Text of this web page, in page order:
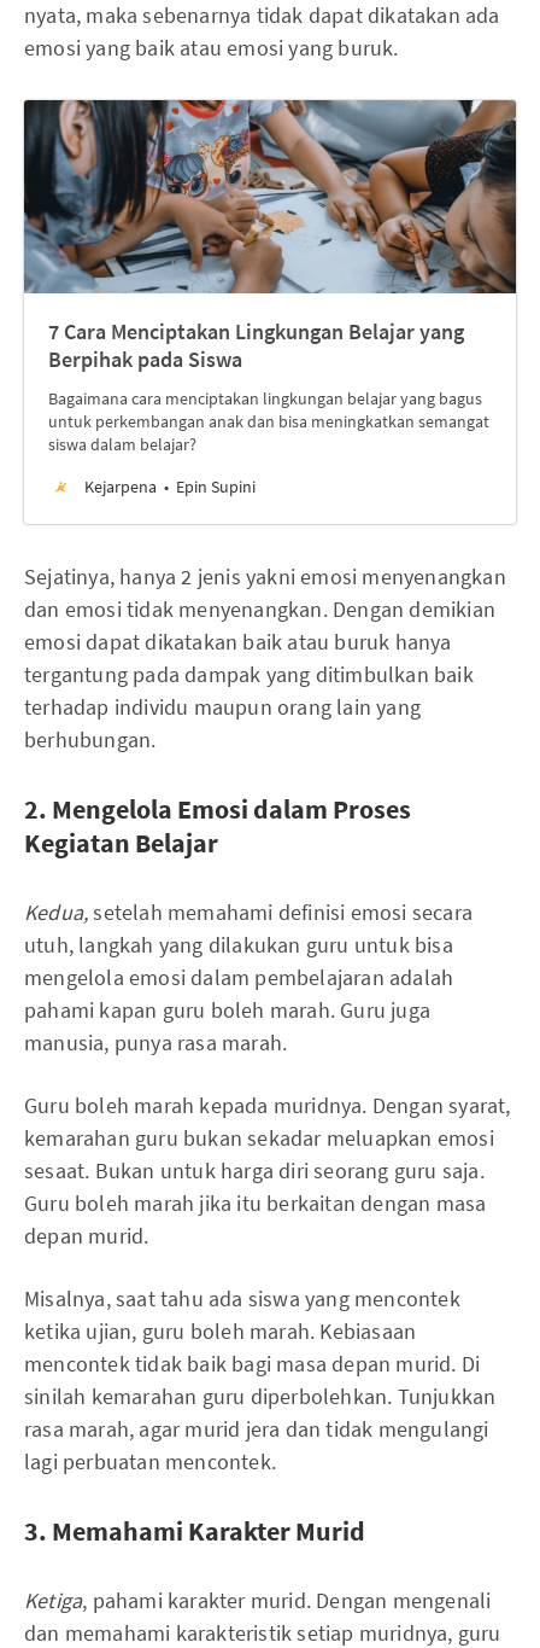
nyata, maka sebenarnya tidak dapat dikatakan ada
emosi yang baik atau emosi yang buruk.
7 Cara Menciptakan Lingkungan Belajar yang
Berpihak pada Siswa
Bagaimana cara menciptakan lingkungan belajar yang bagus
untuk perkembangan anak dan bisa meningkatkan semangat
siswa dalam belajar?
Kejarpena
Epin Supini
Sejatinya, hanya 2 jenis yakni emosi menyenangkan
dan emosi tidak menyenangkan. Dengan demikian
emosi dapat dikatakan baik atau buruk hanya
tergantung pada dampak yang ditimbulkan baik
terhadap individu maupun orang lain yang
berhubungan.
2. Mengelola Emosi dalam Proses
Kegiatan Belajar
Kedua,setelah memahami definisi emosi secara
utuh, langkah yang dilakukan guru untuk bisa
mengelola emosi dalam pembelajaran adalah
pahami kapan guru boleh marah. Guru juga
manusia, punya rasa marah.
Guru boleh marah kepada muridnya. Dengan syarat,
kemarahan guru bukan sekadar meluapkan emosi
sesaat. Bukan untuk harga diri seorang guru saja.
Guru boleh marah jika itu berkaitan dengan masa
depan murid.
Misalnya, saat tahu ada siswa yang mencontek
ketika ujian, guru boleh marah. Kebiasaan
mencontek tidak baik bagi masa depan murid. Di
sinilah kemarahan guru diperbolehkan. Tunjukkan
rasa marah, agar murid jera dan tidak mengulangi
lagi perbuatan mencontek.
3. Memahami Karakter Murid
Ketiga, pahami karakter murid. Dengan mengenali
dan memahami karakteristik setiap muridnya, guru